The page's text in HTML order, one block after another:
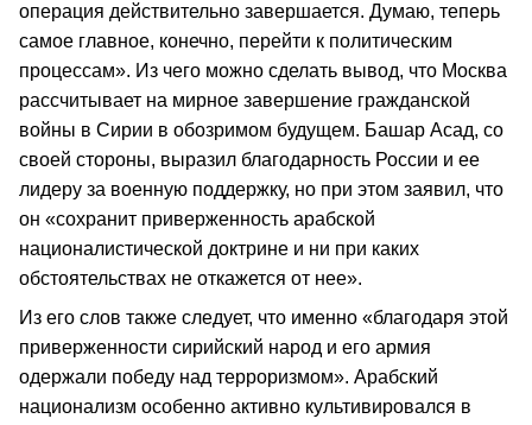
операция действительно завершается. Думаю, теперь
самое главное, конечно, перейти к политическим
процессам». Из чего можно сделать вывод, что Москва
рассчитывает на мирное завершение гражданской
войны в Сирии в обозримом будущем. Башар Асад, со
своей стороны, выразил благодарность России и ее
лидеру за военную поддержку, но при этом заявил, что
он «сохранит приверженность арабской
националистической доктрине и ни при каких
обстоятельствах не откажется от нее».
Из его слов также следует, что именно «благодаря этой
приверженности сирийский народ и его армия
одержали победу над терроризмом». Арабский
национализм особенно активно культивировался в